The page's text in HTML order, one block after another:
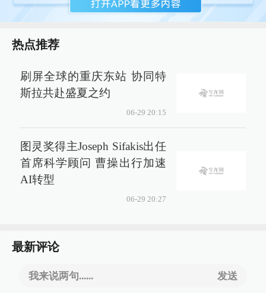
热点推荐
刷屏全球的重庆东站 协同特
斯拉共赴盛夏之约
06-29 20:15
图灵奖得主Joseph Sifakis出任
首席科学顾问 曹操出行加速
AI转型
06-29 20:27
最新评论
我来说两句...... 发送